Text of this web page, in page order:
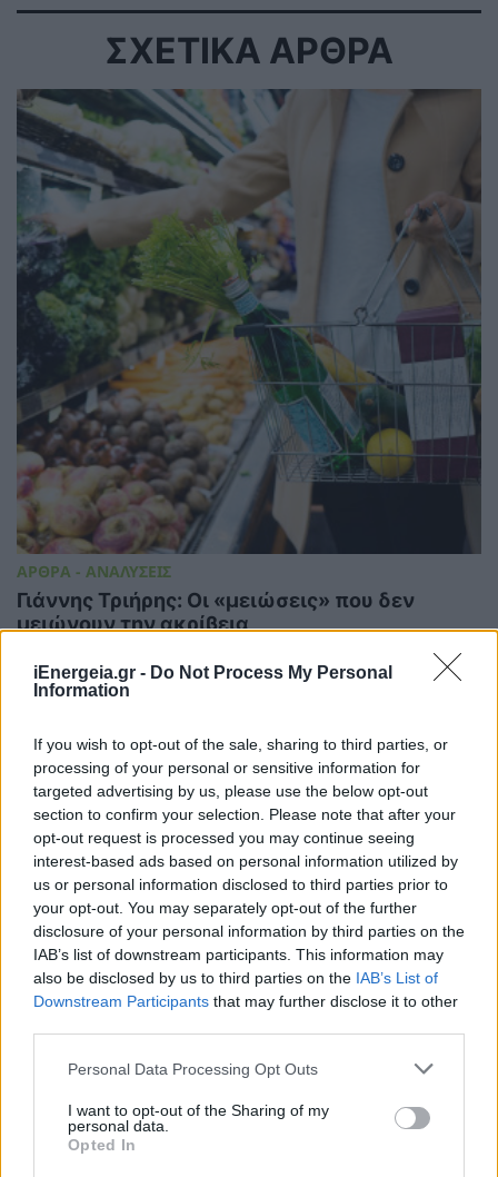
iEnergeia.gr - Do Not Process My Personal
Information
If you wish to opt-out of the sale, sharing to third parties, or
processing of your personal or sensitive information for
targeted advertising by us, please use the below opt-out
section to confirm your selection. Please note that after your
opt-out request is processed you may continue seeing
interest-based ads based on personal information utilized by
us or personal information disclosed to third parties prior to
your opt-out. You may separately opt-out of the further
disclosure of your personal information by third parties on the
IAB’s list of downstream participants. This information may
also be disclosed by us to third parties on the IAB’s List of
Downstream Participants that may further disclose it to other
Personal Data Processing Opt Outs
I want to opt-out of the Sharing of my
personal data.
Opted In
ΣΧΕΤΙΚΑ ΑΡΘΡΑ
ΑΡΘΡΑ - ΑΝΑΛΥΣΕΙΣ
Γιάννης Τριήρης: Οι «μειώσεις» που δεν
μειώνουν την ακρίβεια
ΠΟΛΙΤΙΚΗ
Συνάντηση Θεοδωρικάκου – Μπρατάκου: Στο
επίκεντρο η ενίσχυση της μικρομεσαίας
επιχειρηματικότητας και της μεσαίας τάξης
ενόψει ΔΕΘ
27/07/2026 - 15:05